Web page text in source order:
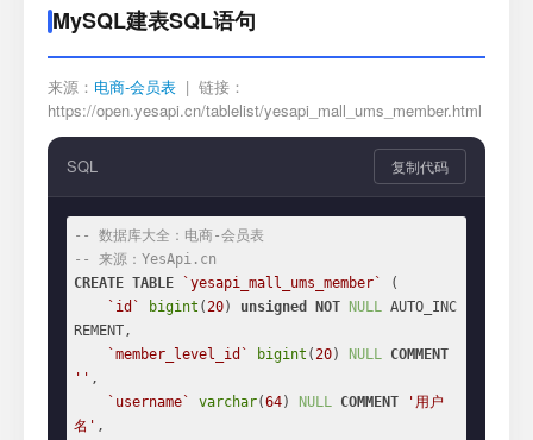
MySQL建表SQL语句
来源： 电商-会员表 | 链接：
https://open.yesapi.cn/tablelist/yesapi_mall_ums_member.html
SQL 复制代码
-- 数据库大全：电商-会员表
-- 来源：YesApi.cn
CREATE TABLE `yesapi_mall_ums_member`
(
`id`
bigint (20) unsigned NOT NULL AUTO_INC
REMENT,
`member_level_id`
bigint (20) NULL COMMENT
'' ,
`username`
varchar(64) NULL COMMENT
'用户
名' ,